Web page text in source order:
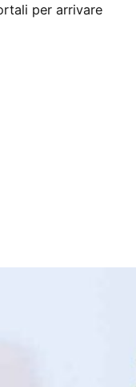
per arrivare